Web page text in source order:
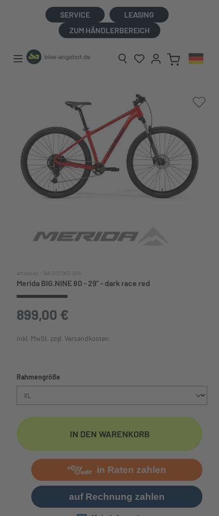
SERVICE
LEASING
ZUM HÄNDLERBEREICH
Bildergalerie überspringen
Artikel-Nr.: BA-0121063-004
Merida BIG.NINE 80 - 29" - dark race red
899,00 €
inkl. MwSt. zzgl. Versandkosten
Rahmengröße
IN DEN WARENKORB